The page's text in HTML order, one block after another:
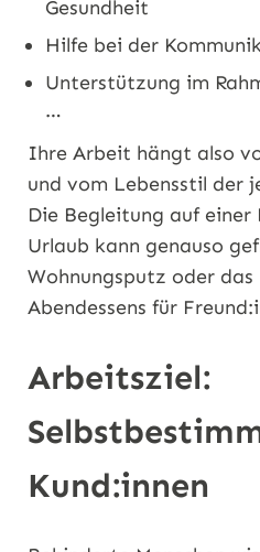
Gesundheit
Hilfe bei der
Unterstützung im
…
Ihre Arbeit hängt also
und vom Lebensstil der
Die Begleitung auf einer
Urlaub kann genauso
Wohnungsputz oder das
Abendessens für
Arbeitsziel:
Kund:innen